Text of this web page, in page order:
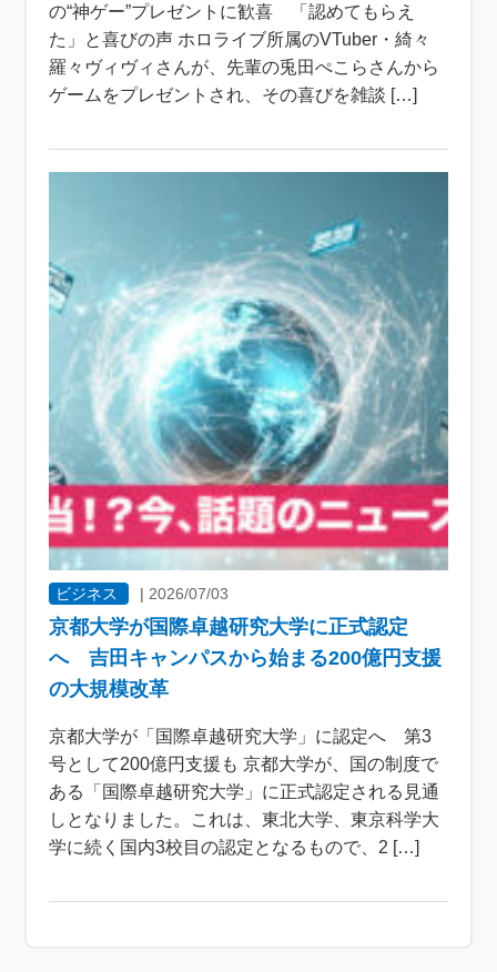
の“神ゲー”プレゼントに歓喜 「認めてもらえ
た」と喜びの声 ホロライブ所属のVTuber・綺々
羅々ヴィヴィさんが、先輩の兎田ぺこらさんから
ゲームをプレゼントされ、その喜びを雑談 […]
ビジネス | 2026/07/03
京都大学が国際卓越研究大学に正式認定
へ 吉田キャンパスから始まる200億円支援
の大規模改革
京都大学が「国際卓越研究大学」に認定へ 第3
号として200億円支援も 京都大学が、国の制度で
ある「国際卓越研究大学」に正式認定される見通
しとなりました。これは、東北大学、東京科学大
学に続く国内3校目の認定となるもので、2 […]